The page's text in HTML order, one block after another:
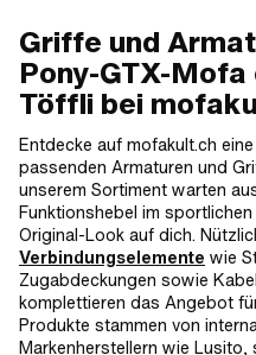
Griffe und
Pony-GTX-
Töffli bei
Entdecke auf mofakult.ch
passenden Armaturen und
unserem Sortiment warten
Funktionshebel im
Original-Look auf dich.
Verbindungselemente wie
Zugabdeckungen sowie
komplettieren das Angebot
Produkte stammen von
Markenherstellern wie